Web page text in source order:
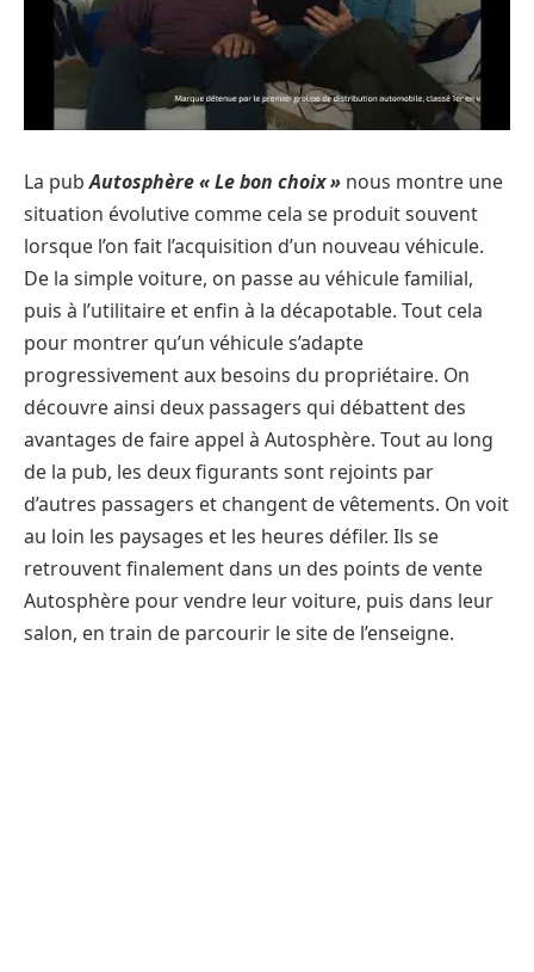
La pubAutosphère « Le bon choix » nous montre une
situation évolutive comme cela se produit souvent
lorsque l’on fait l’acquisition d’un nouveau véhicule.
De la simple voiture, on passe au véhicule familial,
puis à l’utilitaire et enfin à la décapotable. Tout cela
pour montrer qu’un véhicule s’adapte
progressivement aux besoins du propriétaire. On
découvre ainsi deux passagers qui débattent des
avantages de faire appel à Autosphère. Tout au long
de la pub, les deux figurants sont rejoints par
d’autres passagers et changent de vêtements. On voit
au loin les paysages et les heures défiler. Ils se
retrouvent finalement dans un des points de vente
Autosphère pour vendre leur voiture, puis dans leur
salon, en train de parcourir le site de l’enseigne.